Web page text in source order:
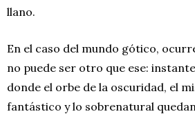
llano.
En el caso del mundo gótico,
no puede ser otro que ese:
donde el orbe de la oscuridad, el
fantástico y lo sobrenatural